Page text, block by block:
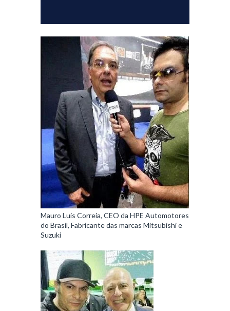
Mauro Luis Correia, CEO da HPE Automotores
do Brasil, Fabricante das marcas Mitsubishi e
Suzuki